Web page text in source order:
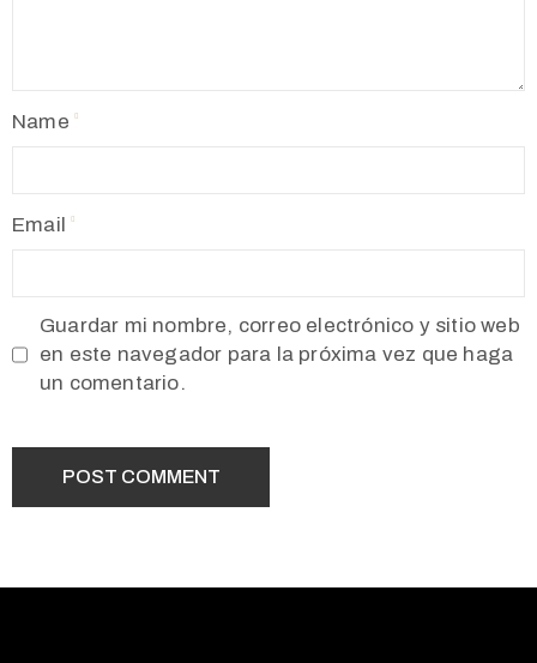
Name
Email
Guardar mi nombre, correo electrónico y sitio web
en este navegador para la próxima vez que haga
un comentario.